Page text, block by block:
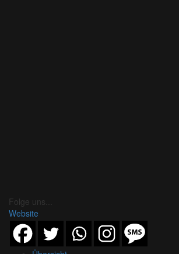
Folge uns...
Website